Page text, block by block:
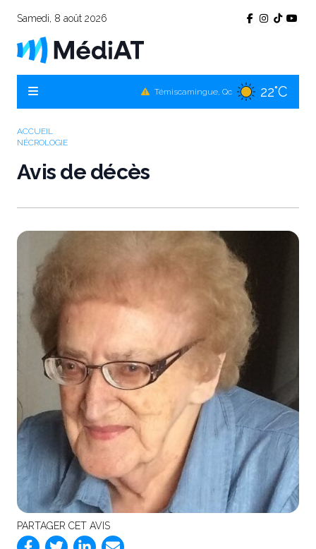
Samedi, 8 août 2026
La Sarre, Qc 22°C
ACCUEIL
NÉCROLOGIE
Avis de décès
PARTAGER CET AVIS